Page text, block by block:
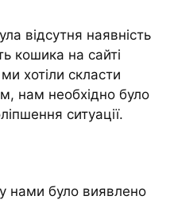
відсутня наявність
кошика на сайті
хотіли скласти
нам необхідно було
ситуації.
нами було виявлено